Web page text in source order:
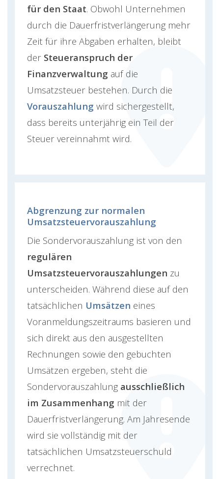
für den Staat. Obwohl Unternehmen
durch die Dauerfristverlängerung mehr
Zeit für ihre Abgaben erhalten, bleibt
der Steueranspruch der
Finanzverwaltung auf die
Umsatzsteuer bestehen. Durch die
Vorauszahlung wird sichergestellt,
dass bereits unterjährig ein Teil der
Steuer vereinnahmt wird.
Abgrenzung zur normalen
Umsatzsteuervorauszahlung
Die Sondervorauszahlung ist von den
regulären
Umsatzsteuervorauszahlungen zu
unterscheiden. Während diese auf den
tatsächlichen Umsätzen eines
Voranmeldungszeitraums basieren und
sich direkt aus den ausgestellten
Rechnungen sowie den gebuchten
Umsätzen ergeben, steht die
Sondervorauszahlung ausschließlich
im Zusammenhang mit der
Dauerfristverlängerung. Am Jahresende
wird sie vollständig mit der
tatsächlichen Umsatzsteuerschuld
verrechnet.